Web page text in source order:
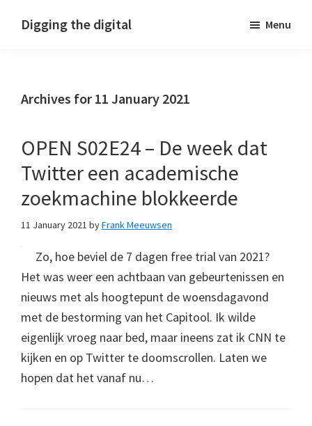
Digging the digital Menu
Archives for 11 January 2021
OPEN S02E24 – De week dat
Twitter een academische
zoekmachine blokkeerde
11 January 2021 byFrank Meeuwsen
Zo, hoe beviel de 7 dagen free trial van 2021?
Het was weer een achtbaan van gebeurtenissen en
nieuws met als hoogtepunt de woensdagavond
met de bestorming van het Capitool. Ik wilde
eigenlijk vroeg naar bed, maar ineens zat ik CNN te
kijken en op Twitter te doomscrollen. Laten we
hopen dat het vanaf nu…